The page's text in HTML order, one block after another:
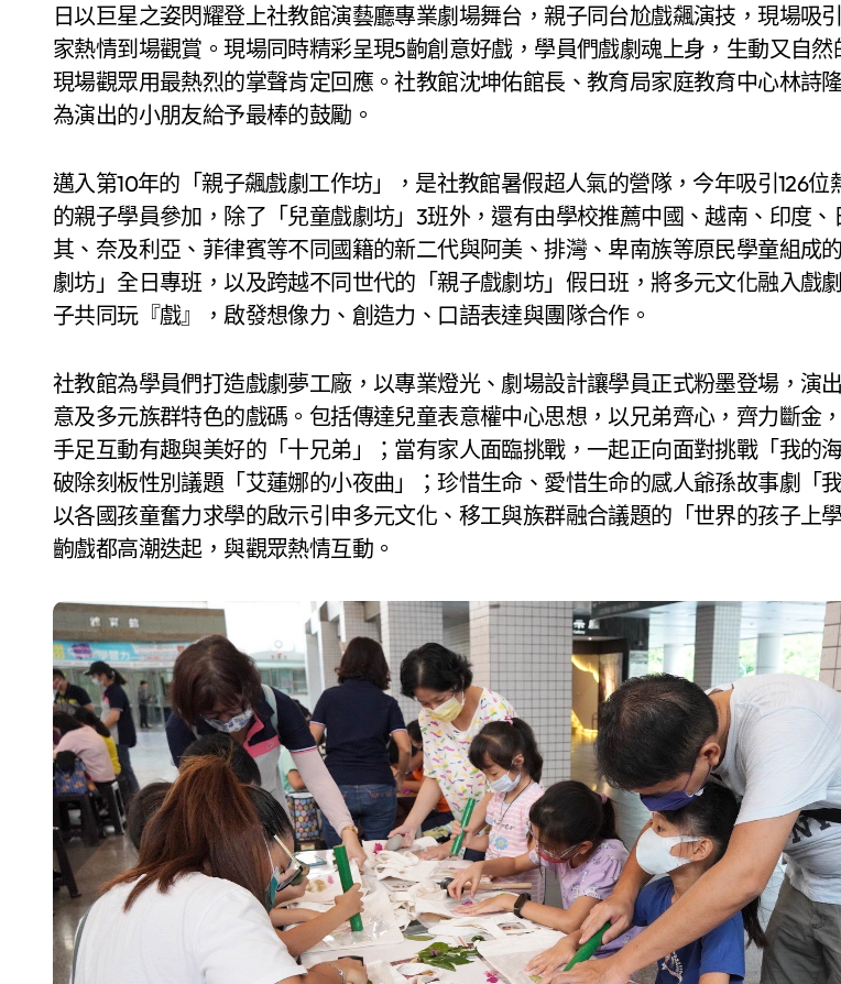
日以巨星之姿閃耀登上社教館演藝廳專業劇場舞台，親子同台尬戲飆演技，現場吸
家熱情到場觀賞。現場同時精彩呈現5齣創意好戲，學員們戲劇魂上身，生動又自然
現場觀眾用最熱烈的掌聲肯定回應。社教館沈坤佑館長、教育局家庭教育中心林詩
為演出的小朋友給予最棒的鼓勵。
邁入第10年的「親子飆戲劇工作坊」，是社教館暑假超人氣的營隊，今年吸引126位
的親子學員參加，除了「兒童戲劇坊」3班外，還有由學校推薦中國、越南、印度、
其、奈及利亞、菲律賓等不同國籍的新二代與阿美、排灣、卑南族等原民學童組成
劇坊」全日專班，以及跨越不同世代的「親子戲劇坊」假日班，將多元文化融入戲
子共同玩『戲』，啟發想像力、創造力、口語表達與團隊合作。
社教館為學員們打造戲劇夢工廠，以專業燈光、劇場設計讓學員正式粉墨登場，演
意及多元族群特色的戲碼。包括傳達兒童表意權中心思想，以兄弟齊心，齊力斷金
手足互動有趣與美好的「十兄弟」；當有家人面臨挑戰，一起正向面對挑戰「我的
破除刻板性別議題「艾蓮娜的小夜曲」；珍惜生命、愛惜生命的感人爺孫故事劇「
以各國孩童奮力求學的啟示引申多元文化、移工與族群融合議題的「世界的孩子上
齣戲都高潮迭起，與觀眾熱情互動。